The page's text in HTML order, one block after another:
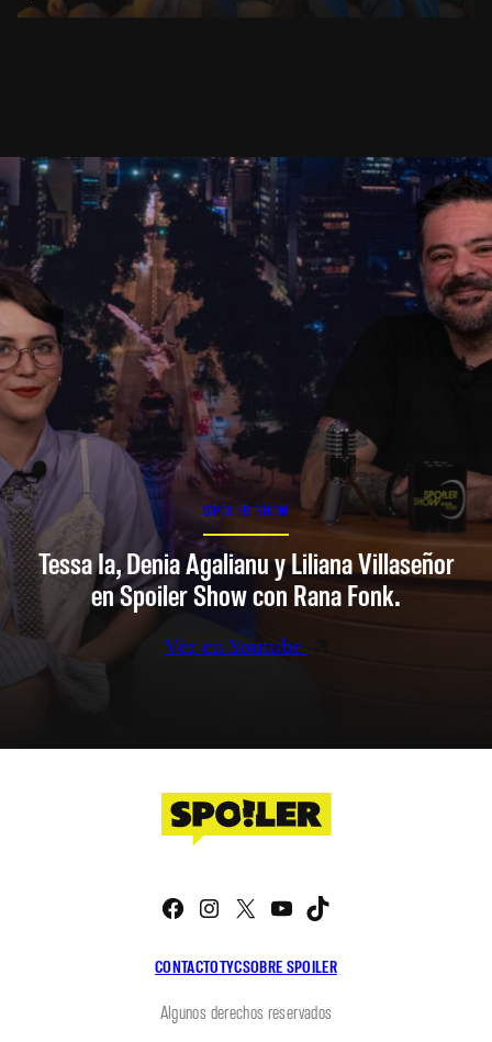
SPOILER SHOW
Tessa Ia, Denia Agalianu y Liliana Villaseñor
en Spoiler Show con Rana Fonk.
Ver en Youtube
CONTACTOTYCSOBRE SPOILER
Facebook
Instagram
X YouTube
Algunos derechos reservados